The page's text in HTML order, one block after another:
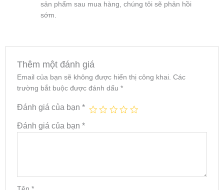
sản phẩm sau mua hàng, chúng tôi sẽ phản hồi
sớm.
Thêm một đánh giá
Email của bạn sẽ không được hiển thị công khai. Các
trường bắt buộc được đánh dấu *
Đánh giá của bạn *
Đánh giá của bạn *